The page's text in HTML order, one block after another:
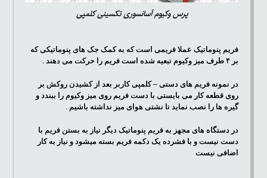
پرس وکیوم آسانسوری تکسینی کلمپی
فریم پنوماتیک عملا فریمی است که به کمک جک های پنوماتیکی که
بر ۴ طرف میز وکیوم تبعیه شده است فریم را حرکت می دهند .
در نمونه فریم های دستی – کلمپی کاربر بعد از کشیدن روکش بر
روی قطعه کار می بایستی با دست فریم روی میز وکیوم را ببندد و
گیره ها را نصب نماید تا نشتی هوای میز نداشته باشیم .
در دستگاه های مجهز به فریم پنوماتیک دیگر نیاز به بستن فریم با
دست نیست و با فشرده یک دکمه فریم بسته میشود و نیاز به کار
اضافی نیست